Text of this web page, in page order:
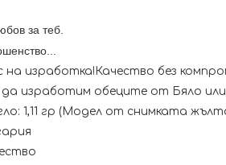
за теб.
на изработка!Качество без
изработим обеците от Бяло
1,11 гр (Модел от снимката